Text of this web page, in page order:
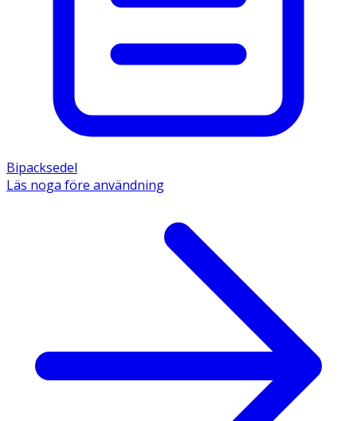
Bipacksedel
Läs noga före användning